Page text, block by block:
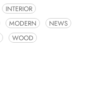
INTERIOR
MODERN
NEWS
WOOD